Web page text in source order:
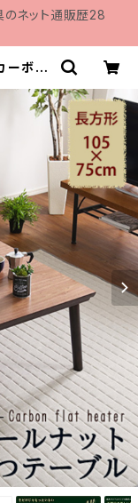
のネット通販歴28
ーボン
ー-】 S
専門店